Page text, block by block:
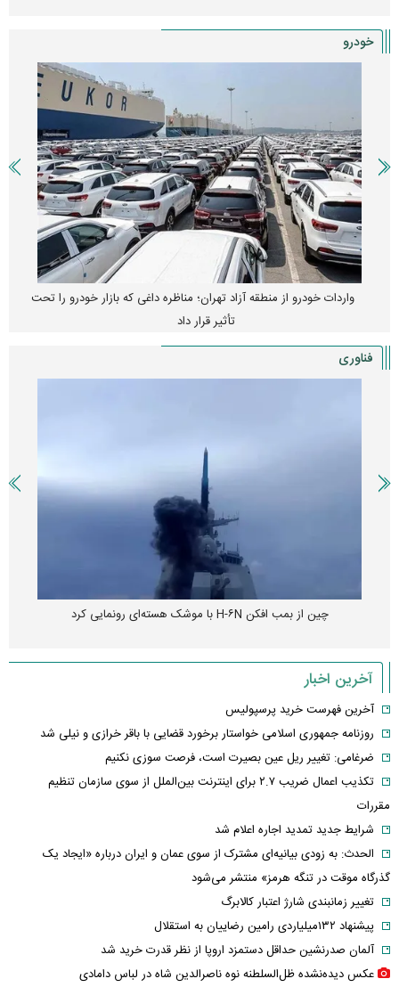
خودرو
واردات خودرو از منطقه آزاد تهران؛ مناظره داغی که بازار خودرو را تحت
تأثیر قرار داد
فناوری
چین از بمب افکن H-۶N با موشک هسته‌ای رونمایی کرد
آخرین اخبار
آخرین فهرست خرید پرسپولیس
روزنامه جمهوری اسلامی خواستار برخورد قضایی با باقر خرازی و نیلی شد
ضرغامی: تغییر ریل عین بصیرت است، فرصت سوزی نکنیم
تکذیب اعمال ضریب ۲.۷ برای اینترنت بین‌الملل از سوی سازمان تنظیم
مقررات
شرایط جدید تمدید اجاره اعلام شد
الحدث: به زودی بیانیه‌ای مشترک از سوی عمان و ایران درباره «ایجاد یک
گذرگاه موقت در تنگه هرمز» منتشر می‌شود
تغییر زمانبندی‌ شارژ اعتبار کالابرگ
پیشنهاد ۱۳۲میلیاردی رامین رضاییان به استقلال
آلمان صدرنشین حداقل دستمزد اروپا از نظر قدرت خرید شد
عکس دیده‌نشده ظل‌السلطنه نوه ناصرالدین شاه در لباس دامادی